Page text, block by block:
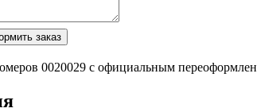
0020029 с официальным